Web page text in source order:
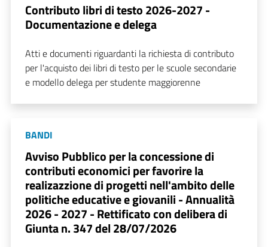
Contributo libri di testo 2026-2027 -
Documentazione e delega
Atti e documenti riguardanti la richiesta di contributo
per l'acquisto dei libri di testo per le scuole secondarie
e modello delega per studente maggiorenne
BANDI
Avviso Pubblico per la concessione di
contributi economici per favorire la
realizazzione di progetti nell'ambito delle
politiche educative e giovanili - Annualità
2026 - 2027 - Rettificato con delibera di
Giunta n. 347 del 28/07/2026